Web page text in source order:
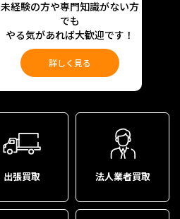
未経験の方や専門知識がない方
でも
やる気があれば大歓迎です！
詳しく見る
出張買取 法人業者買取